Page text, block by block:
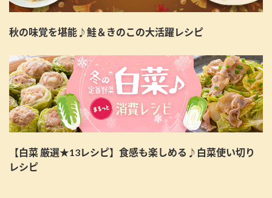
秋の味覚を堪能♪鮭＆きのこの大活躍レシピ
【白菜 厳選★13レシピ】食感も楽しめる♪白菜使い切り
レシピ